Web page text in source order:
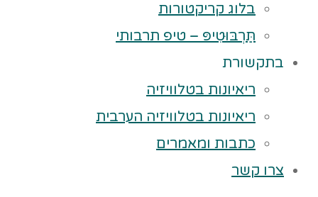
בלוג קריקטורות
תַּרְבּוּטִיפּ – טיפ תרבותי
בתקשורת
ריאיונות בטלוויזיה
ריאיונות בטלוויזיה הערבית
כתבות ומאמרים
צרו קשר